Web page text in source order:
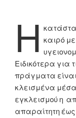
Η καιρό
Ειδικότερα για
πράγματα
κλεισμένα μέσα
εγκλεισμού η
απαραίτητη